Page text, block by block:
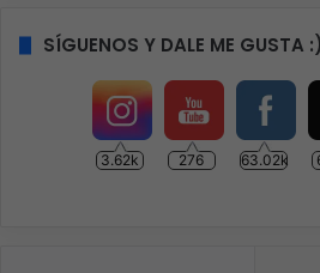
SÍGUENOS Y DALE ME GUSTA :)
3.62k 276 63.02k